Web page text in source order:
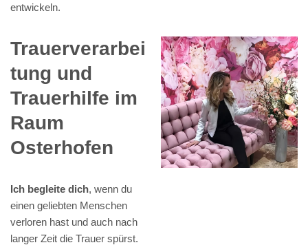
entwickeln.
Trauerverarbei
tung und
Trauerhilfe im
Raum
Osterhofen
Ich begleite dich, wenn du
einen geliebten Menschen
verloren hast und auch nach
langer Zeit die Trauer spürst.